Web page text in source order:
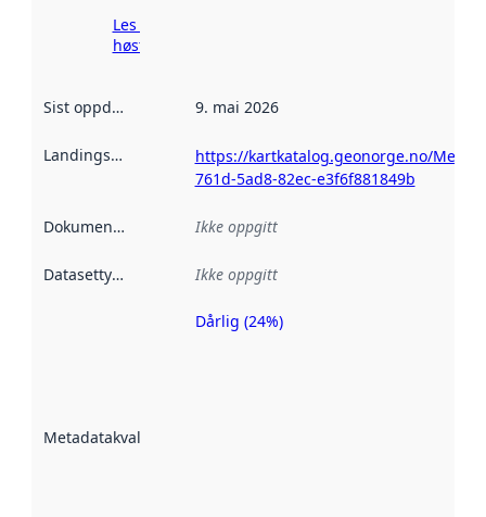
Les mer om
høsting her
Sist oppdatert 9. mai 2026
Landingsside
https://kartkatalog.geonorge.no/
761d-5ad8-82ec-e3f6f881849b
Dokumentasjon Ikke oppgitt
Datasettype Ikke oppgitt
Metadatakvalitet
Metadatakvalitet
Dårlig (24%)